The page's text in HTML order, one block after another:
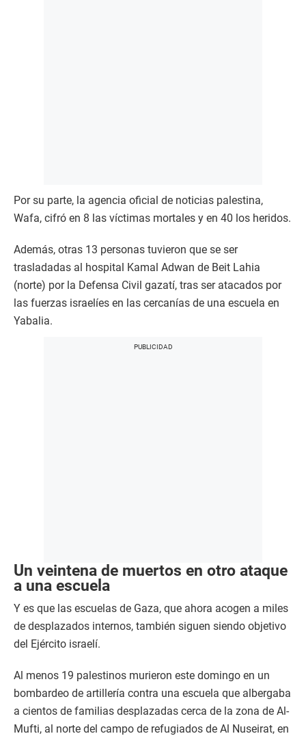
Por su parte, la agencia oficial de noticias palestina,
Wafa, cifró en 8 las víctimas mortales y en 40 los heridos.
Además, otras 13 personas tuvieron que se ser
trasladadas al hospital Kamal Adwan de Beit Lahia
(norte) por la Defensa Civil gazatí, tras ser atacados por
las fuerzas israelíes en las cercanías de una escuela en
Yabalia.
Un veintena de muertos en otro ataque
a una escuela
Y es que las escuelas de Gaza, que ahora acogen a miles
de desplazados internos, también siguen siendo objetivo
del Ejército israelí.
Al menos 19 palestinos murieron este domingo en un
bombardeo de artillería contra una escuela que albergaba
a cientos de familias desplazadas cerca de la zona de Al-
Mufti, al norte del campo de refugiados de Al Nuseirat, en